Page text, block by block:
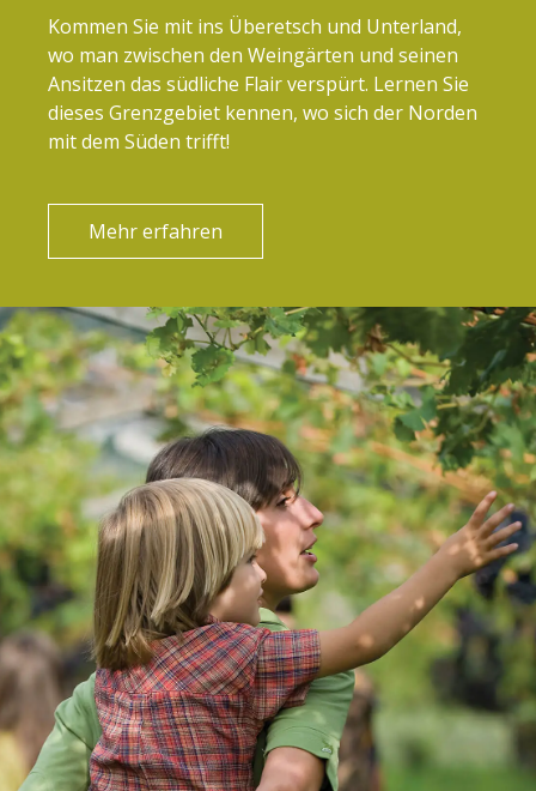
Kommen Sie mit ins Überetsch und Unterland,
wo man zwischen den Weingärten und seinen
Ansitzen das südliche Flair verspürt. Lernen Sie
dieses Grenzgebiet kennen, wo sich der Norden
mit dem Süden trifft!
Mehr erfahren